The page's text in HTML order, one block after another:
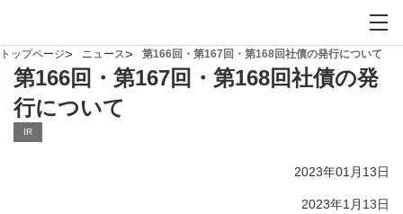
トップページ ニュース 第166回・第167回・第168回社債の発行について
第166回・第167回・第168回社債の発
行について
IR
2023年01月13日
2023年1月13日